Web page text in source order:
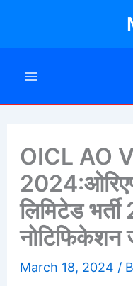
content
OICL AO
लिमिटेड
नोटिफिकेशन
March 18, 2024 /